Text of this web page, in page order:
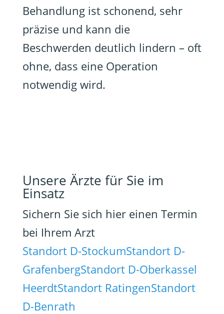
Behandlung ist schonend, sehr
präzise und kann die
Beschwerden deutlich lindern – oft
ohne, dass eine Operation
notwendig wird.
Unsere Ärzte für Sie im
Einsatz
Sichern Sie sich hier einen Termin
bei Ihrem Arzt
Standort D-StockumStandort D-
GrafenbergStandort D-Oberkassel
HeerdtStandort RatingenStandort
D-Benrath